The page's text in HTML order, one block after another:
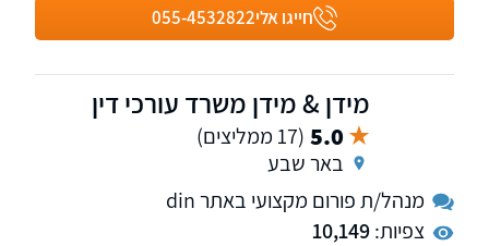
חייגו אלי055-4532822
מידן & מידן משרד עורכי דין
5.0 (17 ממליצים)
באר שבע
מנהל/ת פורום מקצועי באתר din
צפיות:10,149